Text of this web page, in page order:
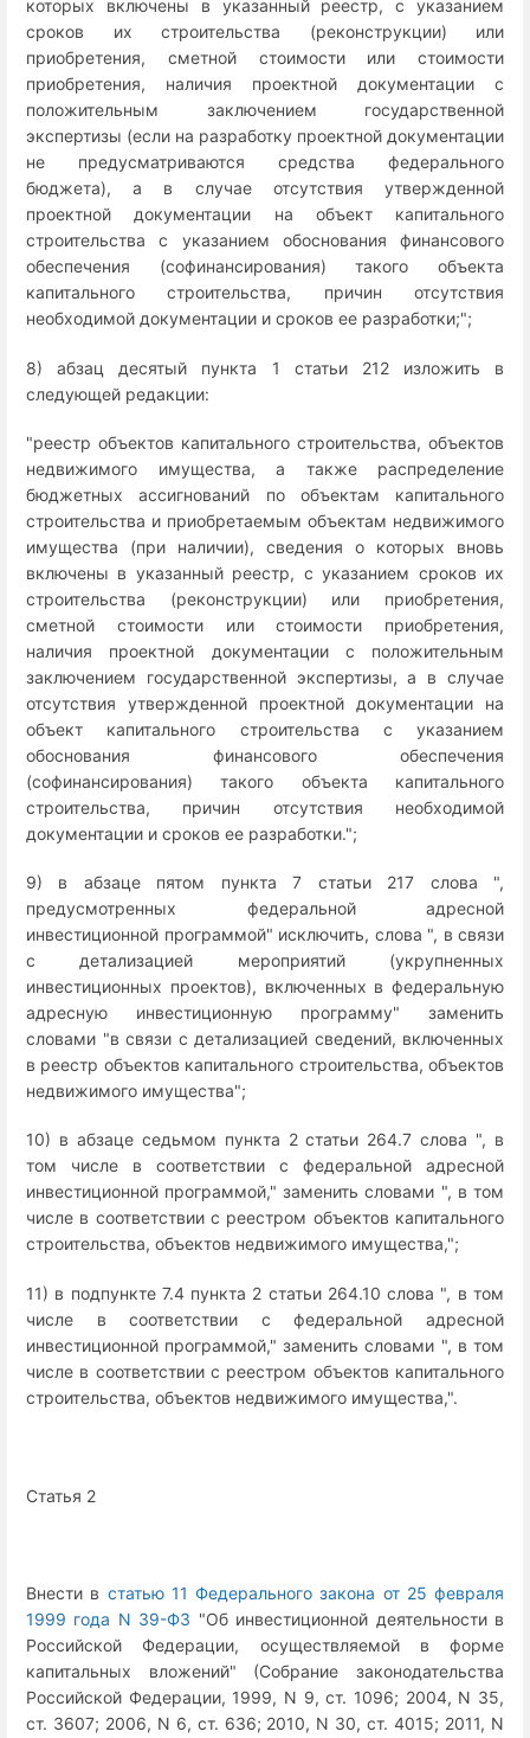
которых включены в указанный реестр, с указанием
сроков их строительства (реконструкции) или
приобретения, сметной стоимости или стоимости
приобретения, наличия проектной документации с
положительным заключением государственной
экспертизы (если на разработку проектной документации
не предусматриваются средства федерального
бюджета), а в случае отсутствия утвержденной
проектной документации на объект капитального
строительства с указанием обоснования финансового
обеспечения (софинансирования) такого объекта
капитального строительства, причин отсутствия
необходимой документации и сроков ее разработки;";
8) абзац десятый пункта 1 статьи 212 изложить в
следующей редакции:
"реестр объектов капитального строительства, объектов
недвижимого имущества, а также распределение
бюджетных ассигнований по объектам капитального
строительства и приобретаемым объектам недвижимого
имущества (при наличии), сведения о которых вновь
включены в указанный реестр, с указанием сроков их
строительства (реконструкции) или приобретения,
сметной стоимости или стоимости приобретения,
наличия проектной документации с положительным
заключением государственной экспертизы, а в случае
отсутствия утвержденной проектной документации на
объект капитального строительства с указанием
обоснования финансового обеспечения
(софинансирования) такого объекта капитального
строительства, причин отсутствия необходимой
документации и сроков ее разработки.";
9) в абзаце пятом пункта 7 статьи 217 слова ",
предусмотренных федеральной адресной
инвестиционной программой" исключить, слова ", в связи
с детализацией мероприятий (укрупненных
инвестиционных проектов), включенных в федеральную
адресную инвестиционную программу" заменить
словами "в связи с детализацией сведений, включенных
в реестр объектов капитального строительства, объектов
недвижимого имущества";
10) в абзаце седьмом пункта 2 статьи 264.7 слова ", в
том числе в соответствии с федеральной адресной
инвестиционной программой," заменить словами ", в том
числе в соответствии с реестром объектов капитального
строительства, объектов недвижимого имущества,";
11) в подпункте 7.4 пункта 2 статьи 264.10 слова ", в том
числе в соответствии с федеральной адресной
инвестиционной программой," заменить словами ", в том
числе в соответствии с реестром объектов капитального
строительства, объектов недвижимого имущества,".
Статья 2
Внести в статью 11 Федерального закона от 25 февраля
1999 года N 39-ФЗ "Об инвестиционной деятельности в
Российской Федерации, осуществляемой в форме
капитальных вложений" (Собрание законодательства
Российской Федерации, 1999, N 9, ст. 1096; 2004, N 35,
ст. 3607; 2006, N 6, ст. 636; 2010, N 30, ст. 4015; 2011, N